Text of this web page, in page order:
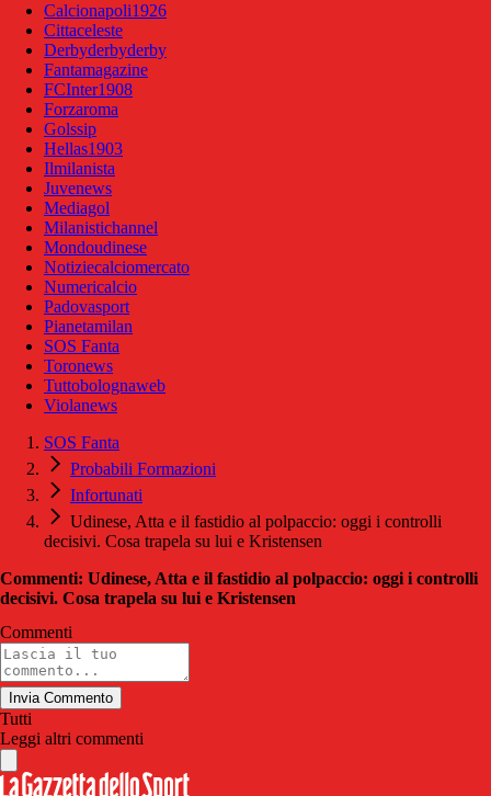
Calcionapoli1926
Cittaceleste
Derbyderbyderby
Fantamagazine
FCInter1908
Forzaroma
Golssip
Hellas1903
Ilmilanista
Juvenews
Mediagol
Milanistichannel
Mondoudinese
Notiziecalciomercato
Numericalcio
Padovasport
Pianetamilan
SOS Fanta
Toronews
Tuttobolognaweb
Violanews
SOS Fanta
Probabili Formazioni
Infortunati
Udinese, Atta e il fastidio al polpaccio: oggi i controlli
decisivi. Cosa trapela su lui e Kristensen
Commenti: Udinese, Atta e il fastidio al polpaccio: oggi i controlli
decisivi. Cosa trapela su lui e Kristensen
Commenti
Invia Commento
Tutti
Leggi altri commenti